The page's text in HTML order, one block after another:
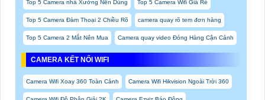
Top 5 Camera nhà Xưởng Nên Dùng Top 5 Camera Wifi Giá Rẻ
Top 5 Camera Đàm Thoại 2 Chiều Rõ camera quay rõ tem đơn hàng
Top 5 Camera 2 Mắt Nên Mua Camera quay video Đóng Hàng Cận Cảnh
CAMERA KẾT NỐI WIFI
Camera Wifi Xoay 360 Toàn Cảnh Camera Wifi Hikvision Ngoài Trời 360